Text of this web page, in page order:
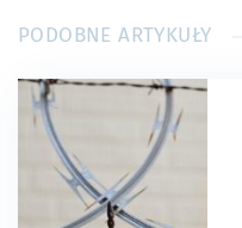
PODOBNE ARTYKUŁY